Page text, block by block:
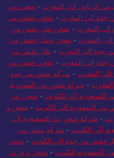
الرياض الي المغرب - شحن من
الي المغرب - شحن عفش من
المغرب - شحن نقل عفش من
المغرب - شحن ونقل عفش من
جدة إلى المغرب - نقل عفش من
إلى المغرب - شحن عفش من
المغرب - شركة شحن من جدة
- شركة شحن من السعودية
الي الكويت - شحن من
السعودية الي الكويت - شحن و
- شركة شحن من السعودية إلى
إلى الكويت - شركة شحن من
عفش من جدة الى الكويت - شحن
السعودية للكويت - شحن بري من